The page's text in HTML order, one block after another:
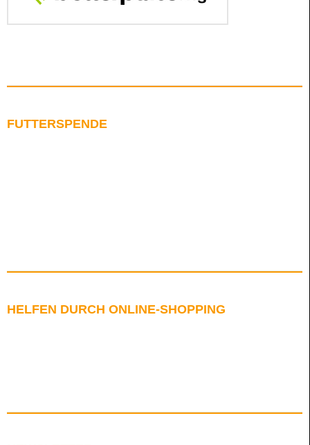
FUTTERSPENDE
HELFEN DURCH ONLINE-SHOPPING